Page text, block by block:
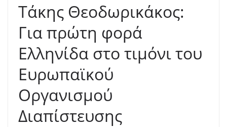
Τάκης Θεοδωρικάκος:
Για πρώτη φορά
Ελληνίδα στο τιμόνι του
Ευρωπαϊκού
Οργανισμού
Διαπίστευσης